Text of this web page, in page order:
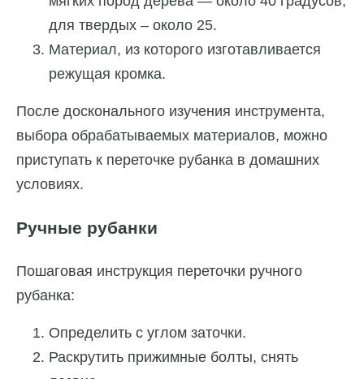
для твердых – около 25.
Материал, из которого изготавливается
режущая кромка.
После досконального изучения инструмента,
выбора обрабатываемых материалов, можно
приступать к переточке рубанка в домашних
условиях.
Ручные рубанки
Пошаговая инструкция переточки ручного
рубанка:
Определить с углом заточки.
Раскрутить прижимные болты, снять